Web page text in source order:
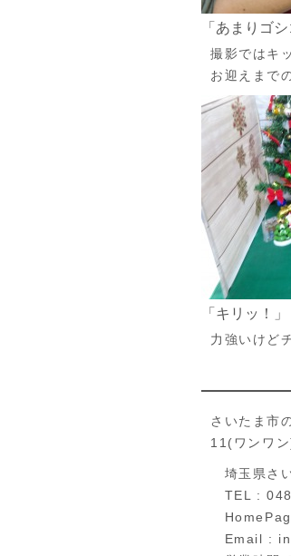
「あまりゴ
撮影ではキ
お迎えまで
「キリッ！」
力強いけど
さいたま市
11(ワンワ
埼玉県さ
TEL :
Email :